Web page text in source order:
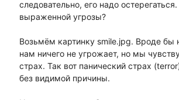
следовательно, его надо
выраженной угрозы?
Возьмём картинку smile.jpg. Вроде бы
нам ничего не угрожает, но мы
страх. Так вот панический страх
без видимой причины.